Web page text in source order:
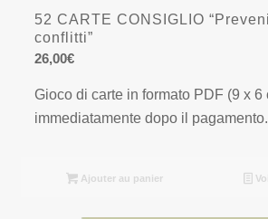
52 CARTE CONSIGLIO
conflitti”
26,00€
Gioco di carte in formato PDF (9 x 6
immediatamente dopo il pagamento.
Ajouter au panier